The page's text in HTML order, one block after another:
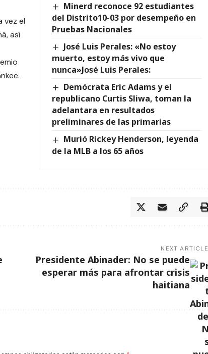
Minerd reconoce 92 estudiantes
del Distrito10-03 por desempeño en
Pruebas Nacionales
José Luis Perales: «No estoy
muerto, estoy más vivo que
nunca»José Luis Perales:
Demócrata Eric Adams y el
republicano Curtis Sliwa, toman la
adelantara en resultados
preliminares de las primarias
Murió Rickey Henderson, leyenda
de la MLB a los 65 años
vez el
así
NEXT ARTICLE
Presidente Abinader: No se puede
esperar más para afrontar crisis
haitiana